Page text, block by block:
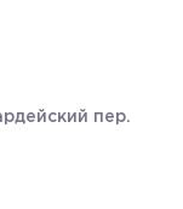
пер.